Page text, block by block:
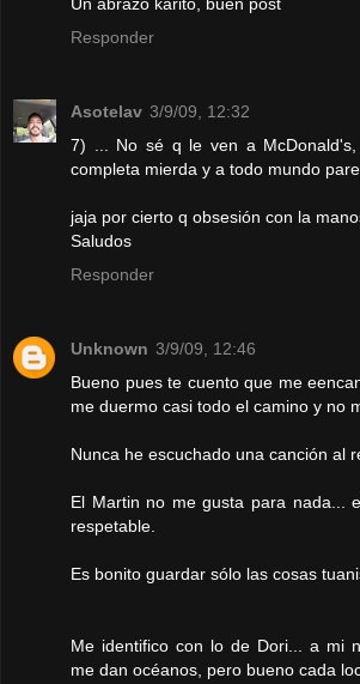
Responder
Asotelav 3/9/09, 12:32
7) ... No sé q le ven a
completa mierda y a todo mundo
jaja por cierto q obsesión con la
Saludos
Responder
Unknown 3/9/09, 12:46
Bueno pues te cuento que me
me duermo casi todo el camino y no
Nunca he escuchado una canción al
El Martin no me gusta para nada...
respetable.
Es bonito guardar sólo las cosas
Me identifico con lo de Dori... a mi
me dan océanos, pero bueno cada